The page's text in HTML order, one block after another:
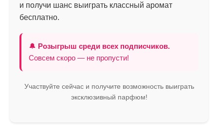
и получи шанс выиграть классный аромат
бесплатно.
🔔 Розыгрыш среди всех подписчиков.
Совсем скоро — не пропусти!
Участвуйте сейчас и получите возможность выиграть
эксклюзивный парфюм!